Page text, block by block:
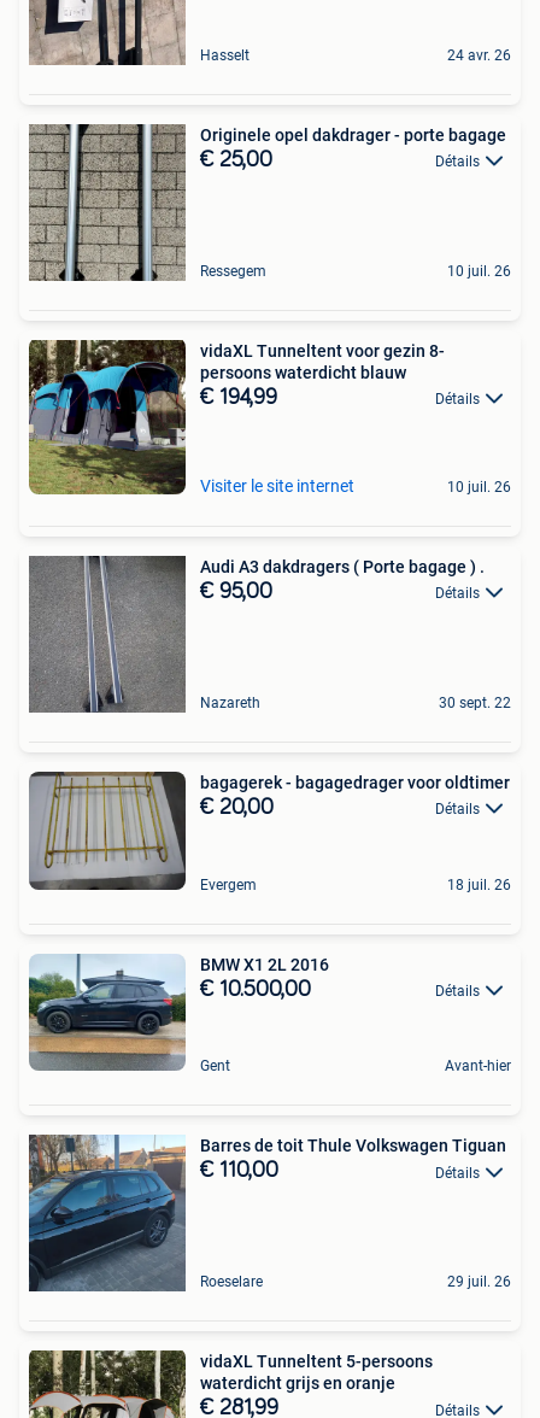
Hasselt 24 avr. 26
Originele opel dakdrager - porte bagage
€ 25,00 Détails
Ressegem 10 juil. 26
vidaXL Tunneltent voor gezin 8-
persoons waterdicht blauw
€ 194,99 Détails
Visiter le site internet 10 juil. 26
Audi A3 dakdragers ( Porte bagage ) .
€ 95,00 Détails
Nazareth 30 sept. 22
bagagerek - bagagedrager voor oldtimer
€ 20,00 Détails
Evergem 18 juil. 26
BMW X1 2L 2016
€ 10.500,00 Détails
Gent Avant-hier
Barres de toit Thule Volkswagen Tiguan
€ 110,00 Détails
Roeselare 29 juil. 26
vidaXL Tunneltent 5-persoons
waterdicht grijs en oranje
€ 281,99 Détails